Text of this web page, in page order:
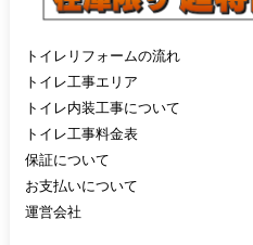
トイレリフォームの流れ
トイレ工事エリア
トイレ内装工事について
トイレ工事料金表
保証について
お支払いについて
運営会社